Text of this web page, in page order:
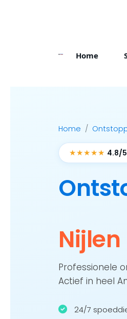
Home
Home
★★★★★ 4.8/5
Nijlen
Professionele
Actief in heel
24/7